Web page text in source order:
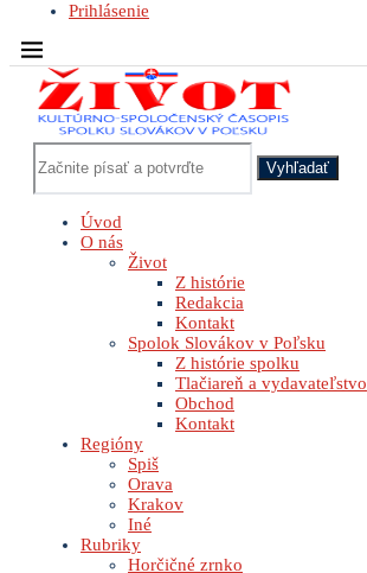
Prihlásenie
Vyhľadať
Úvod
O nás
Život
Z histórie
Redakcia
Kontakt
Spolok Slovákov v Poľsku
Z histórie spolku
Tlačiareň a vydavateľstvo
Obchod
Kontakt
Regióny
Spiš
Orava
Krakov
Iné
Rubriky
Horčičné zrnko